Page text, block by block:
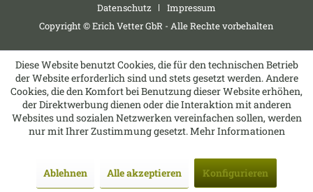
Datenschutz
Impressum
Copyright © Erich Vetter GbR - Alle Rechte vorbehalten
Diese Website benutzt Cookies, die für den technischen Betrieb
der Website erforderlich sind und stets gesetzt werden. Andere
Cookies, die den Komfort bei Benutzung dieser Website erhöhen,
der Direktwerbung dienen oder die Interaktion mit anderen
Websites und sozialen Netzwerken vereinfachen sollen, werden
nur mit Ihrer Zustimmung gesetzt.Mehr Informationen
Ablehnen Alle akzeptieren Konfigurieren